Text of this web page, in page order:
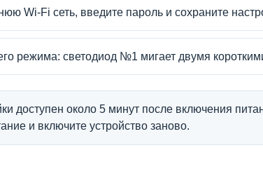
Wi-Fi сеть, введите пароль и сохраните
режима: светодиод №1 мигает двумя
доступен около 5 минут после включения
и включите устройство заново.